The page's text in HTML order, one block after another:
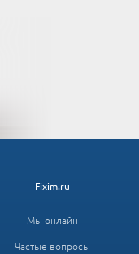
Fixim.ru
Мы онлайн
Частые вопросы